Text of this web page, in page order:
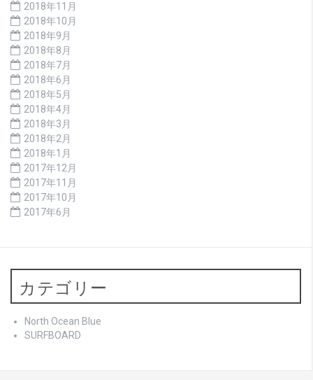
2018年11月
2018年10月
2018年9月
2018年8月
2018年7月
2018年6月
2018年5月
2018年4月
2018年3月
2018年2月
2018年1月
2017年12月
2017年11月
2017年10月
2017年6月
カテゴリー
North Ocean Blue
SURFBOARD